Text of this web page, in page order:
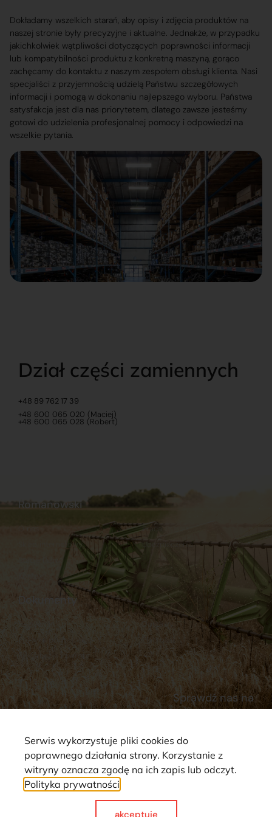
Dokładamy wszelkich starań, aby opisy i zdjęcia produktów na
naszej stronie były precyzyjne i aktualne. Jednakże, w przypadku
jakichkolwiek wątpliwości dotyczących poprawności informacji
lub kompatybilności produktu z konkretną maszyną, gorąco
zachęcamy do kontaktu z naszym zespołem obsługi klienta. Nasi
specjaliści z przyjemnością udzielą Państwu szczegółowych
informacji i pomogą w dokonaniu najlepszego wyboru. Państwa
satysfakcja jest dla nas priorytetem, dlatego zawsze jesteśmy
gotowi do udzielenia profesjonalnej pomocy i odpowiedzi na
wszelkie pytania.
Dział części zamiennych
+48 89 762 17 39
+48 600 065 020 (Maciej)
+48 600 065 028 (Robert)
Dokumenty
Regulamin
Polityka prywatności
Reklamacje i zwroty
Dostawy
Płatności
Romanowski
Sklep internetowy
Praca
Ubezpieczenia
Sprawdź nas na
Strona wykorzystuje pliki cookie. Wszystkie prawa zastrzeżone ©
Serwis wykorzystuje pliki cookies do
poprawnego działania strony. Korzystanie z
witryny oznacza zgodę na ich zapis lub odczyt.
Polityka prywatności
akceptuje